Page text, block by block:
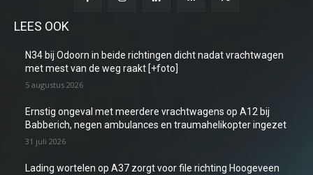
LEES OOK
N34 bij Odoorn in beide richtingen dicht nadat vrachtwagen
met mest van de weg raakt [+foto]
5 augustus 2026
Ernstig ongeval met meerdere vrachtwagens op A12 bij
Babberich, negen ambulances en traumahelikopter ingezet
31 juli 2026
Lading wortelen op A37 zorgt voor file richting Hoogeveen